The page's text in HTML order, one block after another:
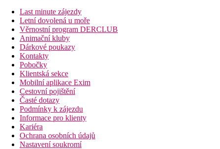
27 km
Vzdálenost od nejbližšího letiště
Pláž
Plážová dovolená
Bazény
Lehátka a slunečníky u bazénu zdarma
Fotogalerie
Last minute zájezdy
Letní dovolená u moře
Věrnostní program DERCLUB
Animační kluby
Dárkové poukazy
Kontakty
Pobočky
Klientská sekce
Mobilní aplikace Exim
Cestovní pojištění
Časté dotazy
Podmínky k zájezdu
Informace pro klienty
Kariéra
Ochrana osobních údajů
Nastavení soukromí